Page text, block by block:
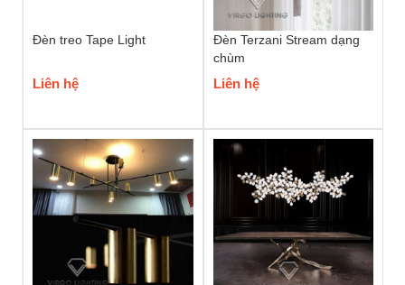
Đèn treo Tape Light
Liên hệ
Đèn Terzani Stream dạng
chùm
Liên hệ